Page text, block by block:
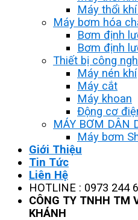
Máy thổi
Máy bơm hóa
Bơm định
Bơm định
Thiết bị công
Máy nén khí
Máy cắt
Máy khoan
Động cơ
MÁY BƠM DÂN
Máy bơm
Giới Thiệu
Tin Tức
Liên Hệ
HOTLINE : 0973 244
CÔNG TY TNHH TM
KHÁNH